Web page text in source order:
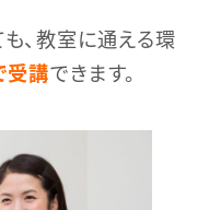
、教室に通える環
受講できます。